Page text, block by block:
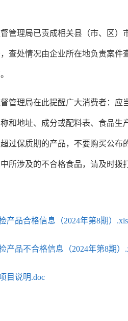
管理局已责成相关县（市、区
查处情况由企业所在地负责案
管理局在此提醒广大消费者：
和地址、成分或配料表、食品
过保质期的产品，不要购买公
所涉及的不合格食品，请及时拨
产品合格信息（2024年第8期）
产品不合格信息（2024年第8期）
目说明.doc